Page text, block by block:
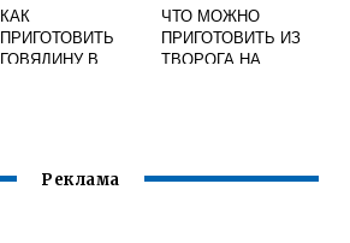
КАК
ПРИГОТОВИТЬ
ГОВЯДИНУ В
ЧТО МОЖНО
ПРИГОТОВИТЬ ИЗ
ТВОРОГА НА
Реклама